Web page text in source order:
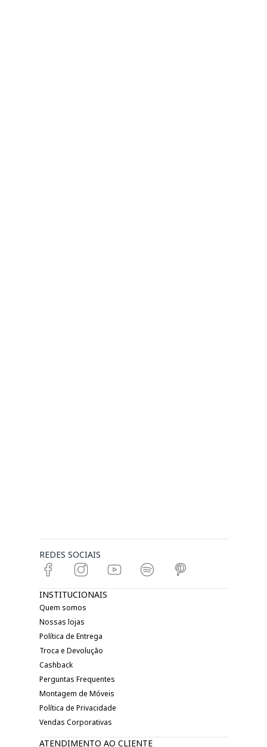
REDES SOCIAIS
INSTITUCIONAIS
Quem somos
Nossas lojas
Política de Entrega
Troca e Devolução
Cashback
Perguntas Frequentes
Montagem de Móveis
Política de Privacidade
Vendas Corporativas
ATENDIMENTO AO CLIENTE